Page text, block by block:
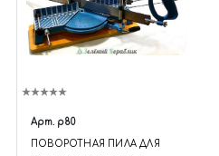
Арт. p80
ПОВОРОТНАЯ ПИЛА ДЛЯ